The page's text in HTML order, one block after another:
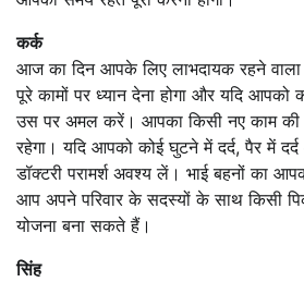
कर्क
आज का दिन आपके लिए लाभदायक रहने
पूरे कामों पर ध्यान देना होगा और यदि आपको
उस पर अमल करें। आपका किसी नए काम
रहेगा। यदि आपको कोई घुटने में दर्द, पैर में
डॉक्टरी परामर्श अवश्य लें। भाई बहनों का
आप अपने परिवार के सदस्यों के साथ किसी
योजना बना सकते हैं।
सिंह